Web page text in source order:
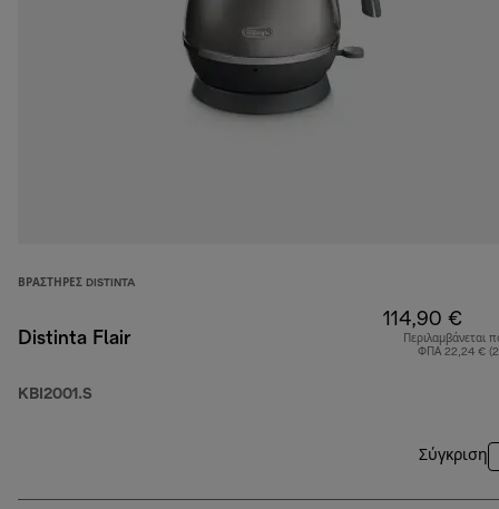
ΒΡΑΣΤΉΡΕΣ DISTINTA
Distinta Flair
KBI2001.S
114,90 €
Περιλαμβάνεται
ΦΠΑ 22,24 €
Σύγκριση